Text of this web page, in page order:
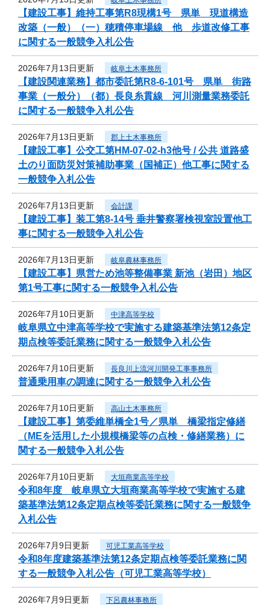
【建設工事】維持工事第R8現構1号 県単 現道構造
改築（一般）（一）穂積停車場線 他 歩道改修工事
に関する一般競争入札公告
2026年7月13日更新 岐阜土木事務所
【建設関連業務】都市委託第R8-6-101号 県単 街路
事業（一般分）（都）長良糸貫線 河川測量業務委託
に関する一般競争入札公告
2026年7月13日更新 郡上土木事務所
【建設工事】公交工第HM-07-02-h3他号 / 公共 道路盛
土のり面防災対策補助事業（国補正）他工事に関する
一般競争入札公告
2026年7月13日更新 会計課
【建設工事】装工第8-14号 垂井警察署検視室設置他工
事に関する一般競争入札公告
2026年7月13日更新 岐阜農林事務所
【建設工事】県営ため池等整備事業 新池（岩田）地区
第1号工事に関する一般競争入札公告
2026年7月10日更新 中津高等学校
岐阜県立中津高等学校で実施する建築基準法第12条定
期点検等委託業務に関する一般競争入札公告
2026年7月10日更新 長良川上流河川開発工事事務所
普通乗用車の調達に関する一般競争入札公告
2026年7月10日更新 高山土木事務所
【建設工事】第委維単橋全1号／県単 橋梁指定修繕
（MEを活用した小規模橋梁等の点検・修繕業務）に
関する一般競争入札公告
2026年7月10日更新 大垣商業高等学校
令和8年度 岐阜県立大垣商業高等学校で実施する建
築基準法第12条定期点検等委託業務に関する一般競争
入札公告
2026年7月9日更新 可児工業高等学校
令和8年度建築基準法第12条定期点検等委託業務に関
する一般競争入札公告（可児工業高等学校）
2026年7月9日更新 下呂農林事務所